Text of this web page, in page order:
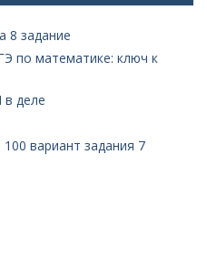
8 задание
по математике: ключ к
в деле
вариант задания 7